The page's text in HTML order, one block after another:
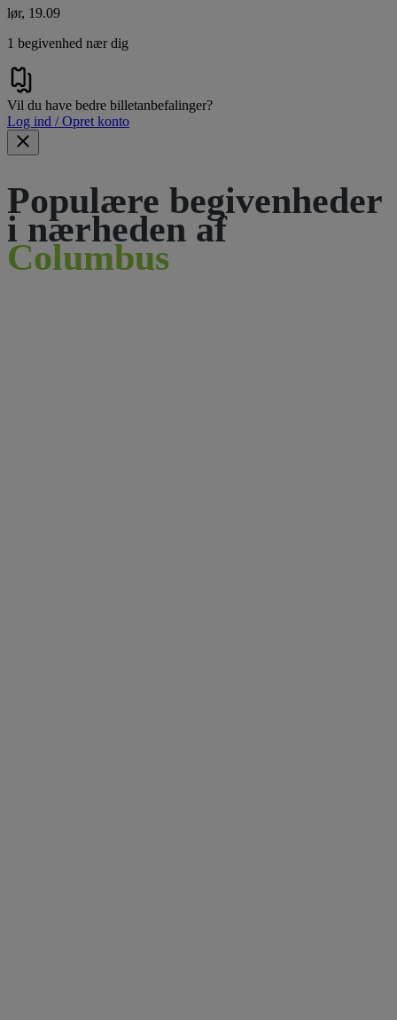
lør, 19.09
1 begivenhed nær dig
Vil du have bedre billetanbefalinger?
Log ind / Opret konto
Populære begivenheder
i nærheden af
Columbus